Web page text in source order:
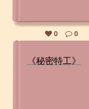
0 0
《秘密特工》